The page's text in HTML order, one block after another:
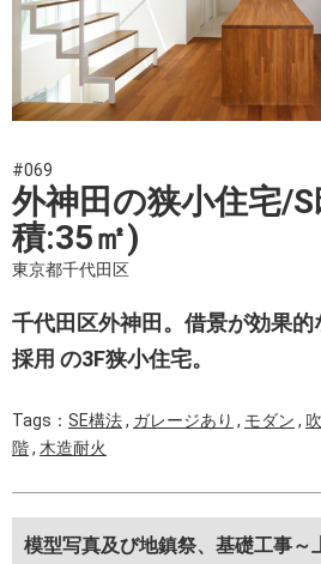
#069
外神田の狭小住宅/
積:35㎡)
東京都千代田区
千代田区外神田。借景が効果的
採用 の3F狭小住宅。
Tags： SE構法, ガレージあり , モダン ,
階, 木造耐火
模型写真及び地鎮祭、基礎工事～